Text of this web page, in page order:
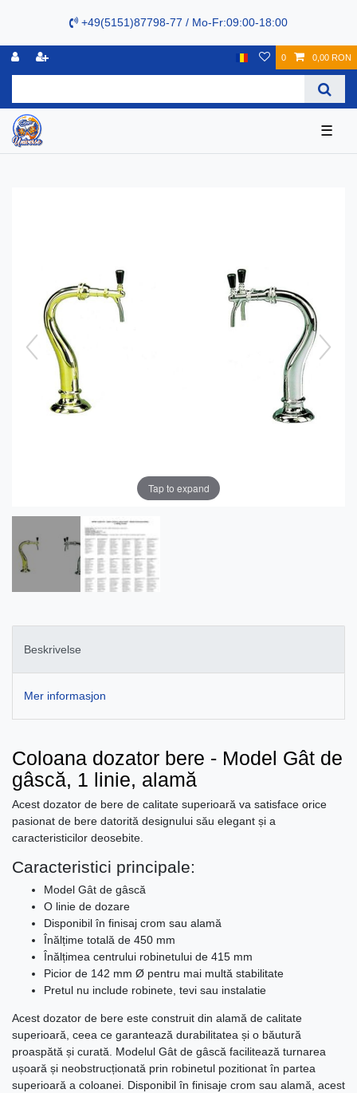
+49(5151)87798-77 / Mo-Fr:09:00-18:00
0 0,00 RON
☰
Tap to expand
Beskrivelse
Mer informasjon
Coloana dozator bere - Model Gât de
gâscă, 1 linie, alamă
Acest dozator de bere de calitate superioară va satisface orice
pasionat de bere datorită designului său elegant și a
caracteristicilor deosebite.
Caracteristici principale:
Model Gât de gâscă
O linie de dozare
Disponibil în finisaj crom sau alamă
Înălțime totală de 450 mm
Înălțimea centrului robinetului de 415 mm
Picior de 142 mm Ø pentru mai multă stabilitate
Pretul nu include robinete, tevi sau instalatie
Acest dozator de bere este construit din alamă de calitate
superioară, ceea ce garantează durabilitatea și o băutură
proaspătă și curată. Modelul Gât de gâscă facilitează turnarea
ușoară și neobstrucționată prin robinetul pozitionat în partea
superioară a coloanei. Disponibil în finisaje crom sau alamă, acest